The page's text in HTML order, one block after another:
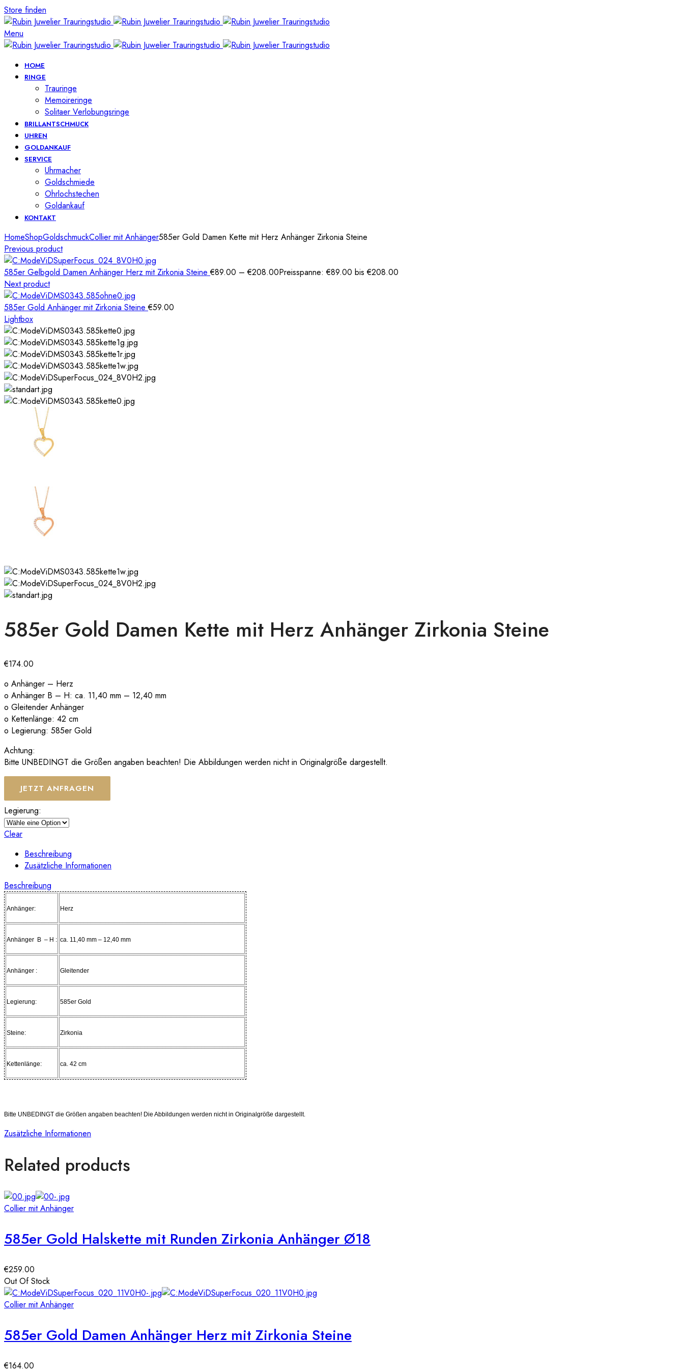
Store finden
Menu
HOME
RINGE
Trauringe
Memoireringe
Solitaer Verlobungsringe
BRILLANTSCHMUCK
UHREN
GOLDANKAUF
SERVICE
Uhrmacher
Goldschmiede
Ohrlochstechen
Goldankauf
KONTAKT
HomeShopGoldschmuckCollier mit Anhänger585er Gold Damen Kette mit Herz Anhänger Zirkonia Steine
Previous product
585er Gelbgold Damen Anhänger Herz mit Zirkonia Steine€89.00 –€208.00Preisspanne: €89.00 bis €208.00
Next product
585er Gold Anhänger mit Zirkonia Steine€59.00
Lightbox
585er Gold Damen Kette mit Herz Anhänger Zirkonia Steine
€174.00
o Anhänger – Herz
o Anhänger B – H: ca. 11,40 mm – 12,40 mm
o Gleitender Anhänger
o Kettenlänge: 42 cm
o Legierung: 585er Gold
Achtung:
Bitte UNBEDINGT die Größen angaben beachten! Die Abbildungen werden nicht in Originalgröße dargestellt.
JETZT ANFRAGEN
Legierung:
Clear
Beschreibung
Zusätzliche Informationen
Beschreibung
Anhänger: Herz
Anhänger B – H : ca. 11,40 mm – 12,40 mm
Anhänger : Gleitender
Legierung: 585er Gold
Steine: Zirkonia
Kettenlänge: ca. 42 cm
Bitte UNBEDINGT die Größen angaben beachten! Die Abbildungen werden nicht in Originalgröße dargestellt.
Zusätzliche Informationen
Related products
Collier mit Anhänger
585er Gold Halskette mit Runden Zirkonia Anhänger Ø18
€259.00
Out Of Stock
Collier mit Anhänger
585er Gold Damen Anhänger Herz mit Zirkonia Steine
€164.00